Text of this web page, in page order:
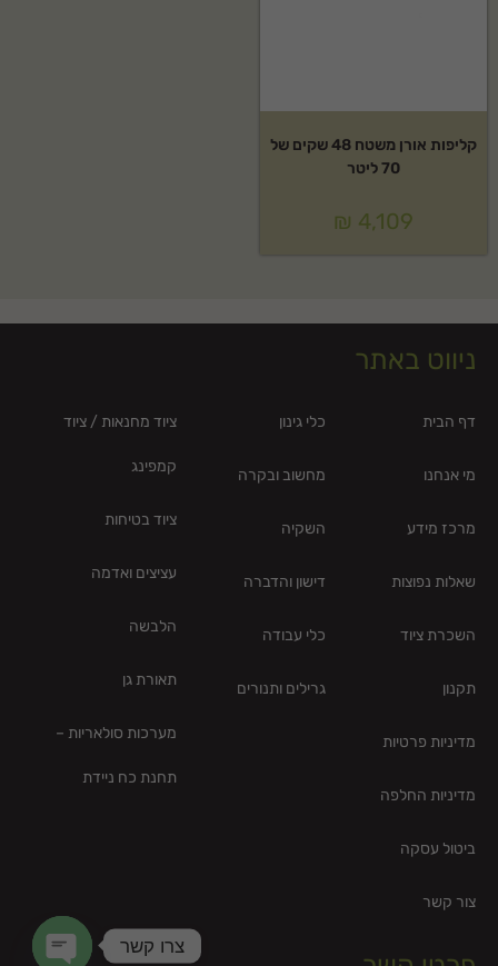
קליפות אורן משטח 48 שקים של
70 ליטר
₪ 4,109
ניווט באתר
דף הבית
מי אנחנו
מרכז מידע
שאלות נפוצות
השכרת ציוד
תקנון
מדיניות פרטיות
מדיניות החלפה
ביטול עסקה
צור קשר
כלי גינון
מחשוב ובקרה
השקיה
דישון והדברה
כלי עבודה
גרילים ותנורים
ציוד מחנאות / ציוד
קמפינג
ציוד בטיחות
עציצים ואדמה
הלבשה
תאורת גן
מערכות סולאריות –
תחנת כח ניידת
צרו קשר